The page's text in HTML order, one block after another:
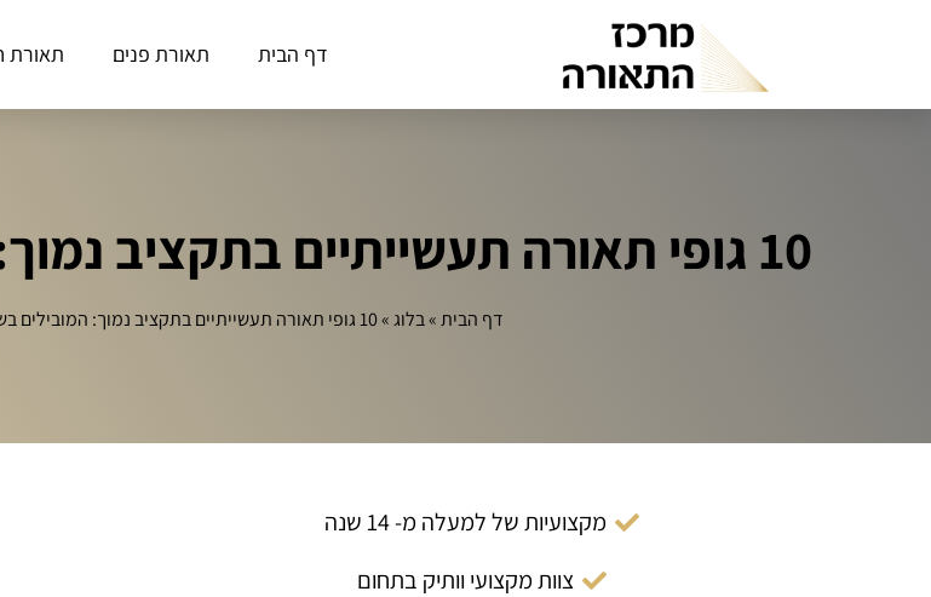
דף הבית תאורת פנים תאורת
10 גופי תאורה תעשייתיים בתקציב נמוך: המובילים בשוק
דף הבית»בלוג»10 גופי תאורה תעשייתיים בתקציב נמוך: המובילים בשוק
מקצועיות של למעלה מ- 14 שנה
צוות מקצועי וותיק בתחום